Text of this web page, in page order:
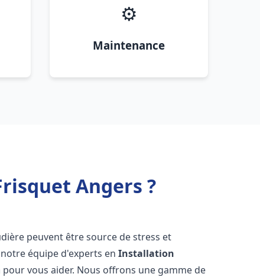
⚙️
Maintenance
Angers ?
peuvent être source de stress et
équipe d'experts enInstallation
pour vous aider. Nous offrons une gamme de